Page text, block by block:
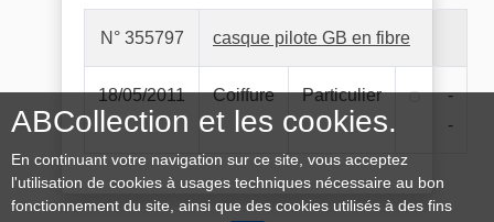
N° 355797 casque pilote GB en fibre
18/05/2011 Coiffure Particulier
-
-
ABCollection et les cookies.
En continuant votre navigation sur ce site, vous acceptez
l'utilisation de cookies à usages techniques nécessaire au bon
fonctionnement du site, ainsi que des cookies utilisés à des fins